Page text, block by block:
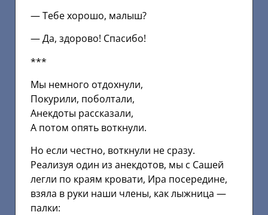
— Тебе хорошо, малыш?
— Да, здорово! Спасибо!
***
Мы немного отдохнули,
Покурили, поболтали,
Анекдоты рассказали,
А потом опять воткнули.
Но если честно, воткнули не сразу.
Реализуя один из анекдотов, мы с Сашей
легли по краям кровати, Ира посередине,
взяла в руки наши члены, как лыжница —
палки: